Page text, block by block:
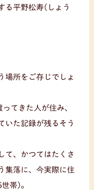
る平野松寿(しょう
場所をご存じでしょ
てきた人が住み、
いた記録が残るそう
て、かつてはたくさ
集落に、今実際に住
帯)。